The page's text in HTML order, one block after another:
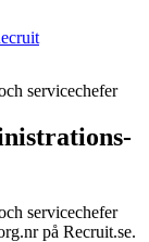
servicechefer
servicechefer
på Recruit.se.